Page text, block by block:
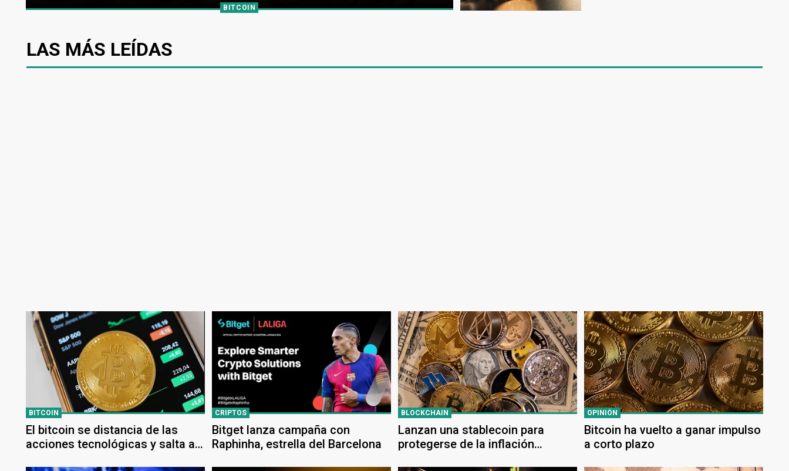
BITCOIN
LAS MÁS LEÍDAS
BITCOIN
El bitcoin se distancia de las
acciones tecnológicas y salta a
CRIPTOS
Bitget lanza campaña con
Raphinha, estrella del Barcelona
BLOCKCHAIN
Lanzan una stablecoin para
protegerse de la inflación
OPINIÓN
Bitcoin ha vuelto a ganar impulso
a corto plazo